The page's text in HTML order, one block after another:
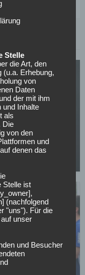
Stelle
die Art, den
Erhebung,
von
Daten
der mit ihm
und Inhalte
als
Die
von den
und
denen das
Stelle ist
(nachfolgend
"uns"). Für die
unser
und Besucher